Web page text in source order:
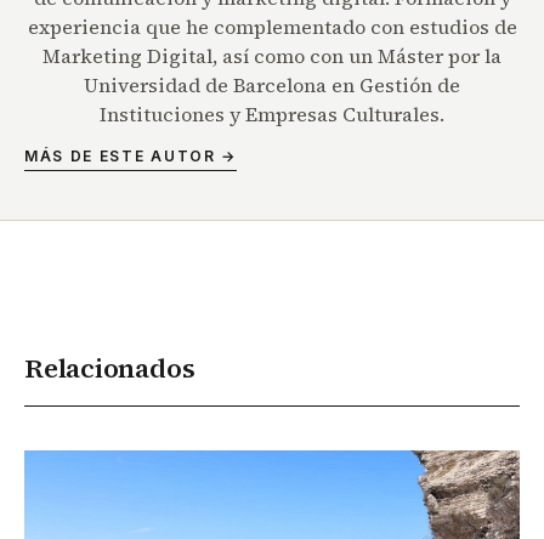
experiencia que he complementado con estudios de
Marketing Digital, así como con un Máster por la
Universidad de Barcelona en Gestión de
Instituciones y Empresas Culturales.
MÁS DE ESTE AUTOR →
Relacionados